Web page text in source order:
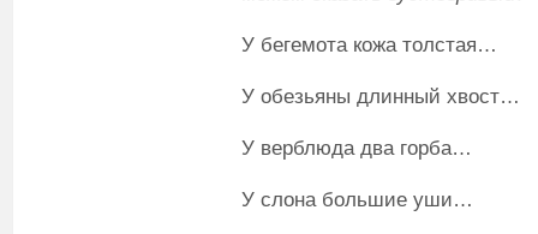
У бегемота кожа толстая…
У обезьяны длинный хвост…
У верблюда два горба…
У слона большие уши…